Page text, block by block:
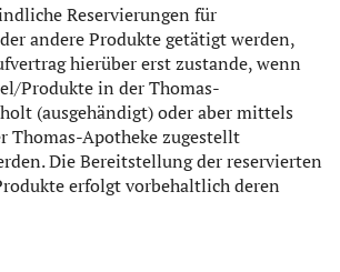
Reservierungen für
andere Produkte getätigt werden,
hierüber erst zustande, wenn
Produkte in der Thomas-
(ausgehändigt) oder aber mittels
Thomas-Apotheke zugestellt
Die Bereitstellung der reservierten
erfolgt vorbehaltlich deren